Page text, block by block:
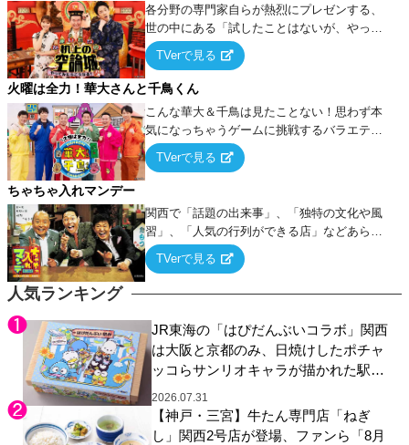
人気ランキング
JR東海の「はぴだんぶいコラボ」関西
は大阪と京都のみ、日焼けしたポチャ
ッコらサンリオキャラが描かれた駅弁
やグッズが登場
2026.07.31
【神戸・三宮】牛たん専門店「ねぎ
し」関西2号店が登場、ファンら「8月
各分野の専門家自らが熱烈にプレゼンする、
世の中にある「試したことはないが、やって
みたらこうなる！…ハズ」という“机上の空
論”に若手芸人らがカラダを張って挑む！
TVerで見る
火曜は全力！華大さんと千鳥くん
こんな華大＆千鳥は見たことない！思わず本
気になっちゃうゲームに挑戦するバラエティ
ー！
TVerで見る
ちゃちゃ入れマンデー
関西で「話題の出来事」、「独特の文化や風
習」、「人気の行列ができる店」などあらゆ
るテーマについて好き放題にちゃちゃを入れ
ていく関西色を前面に押し出したトークバラ
TVerで見る